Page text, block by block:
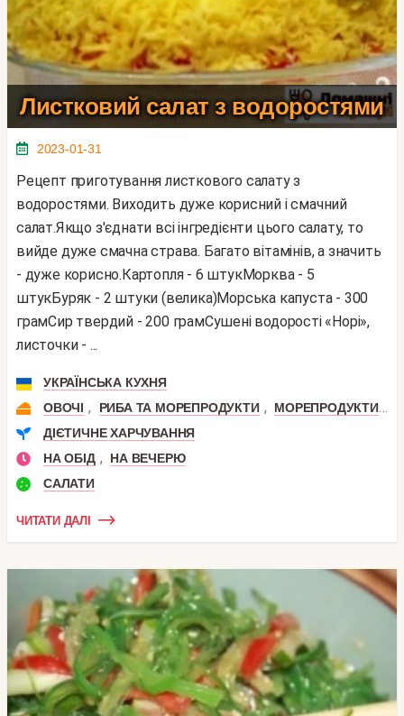
Листковий салат з водоростями
2023-01-31
Рецепт приготування листкового салату з
водоростями. Виходить дуже корисний і смачний
салат.Якщо з'єднати всі інгредієнти цього салату, то
вийде дуже смачна страва. Багато вітамінів, а значить
- дуже корисно.Картопля - 6 штукМорква - 5
штукБуряк - 2 штуки (велика)Морська капуста - 300
грамСир твердий - 200 грамСушені водорості «Норі»,
листочки - ...
УКРАЇНСЬКА КУХНЯ
ОВОЧІ , РИБА ТА МОРЕПРОДУКТИ , МОРЕПРОДУКТИ ,
ДІЄТИЧНЕ ХАРЧУВАННЯ
НА ОБІД ,
НА ВЕЧЕРЮ
САЛАТИ
ЧИТАТИ ДАЛІ